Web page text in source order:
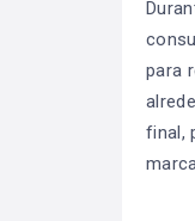
para
final,